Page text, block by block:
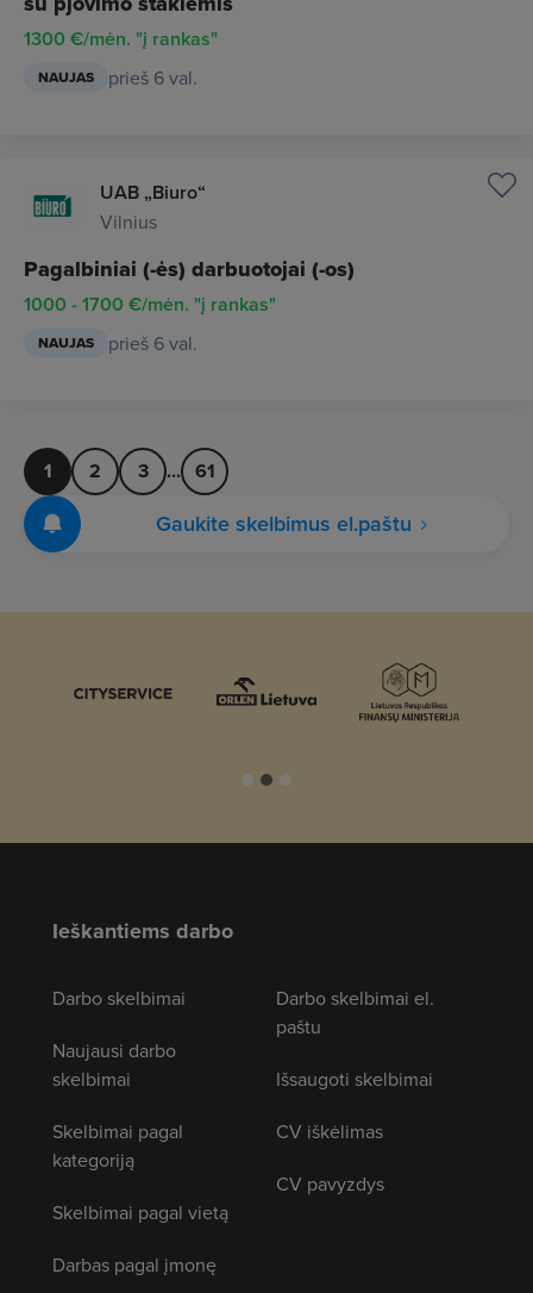
1300 €/mėn. "į rankas"
NAUJAS prieš 6 val.
UAB „Biuro“
Vilnius
Pagalbiniai (-ės) darbuotojai (-os)
1000 - 1700 €/mėn. "į rankas"
NAUJAS prieš 6 val.
1 2 3 ... 61
Gaukite skelbimus el.paštu
Ieškantiems darbo
Darbo skelbimai
Naujausi darbo
skelbimai
Skelbimai pagal
kategoriją
Skelbimai pagal vietą
Darbas pagal įmonę
Darbo skelbimai el.
paštu
Išsaugoti skelbimai
CV iškėlimas
CV pavyzdys